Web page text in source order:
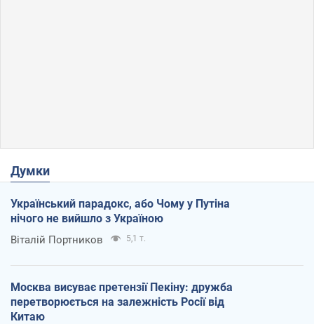
Думки
Український парадокс, або Чому у Путіна
нічого не вийшло з Україною
Віталій Портников 5,1 т.
Москва висуває претензії Пекіну: дружба
перетворюється на залежність Росії від
Китаю